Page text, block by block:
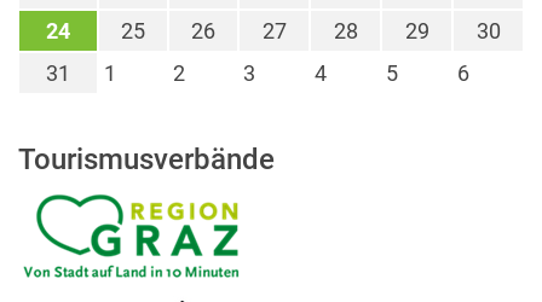
24
25 26 27 28 29
30
31
1 2 3 4 5 6
Tourismusverbände